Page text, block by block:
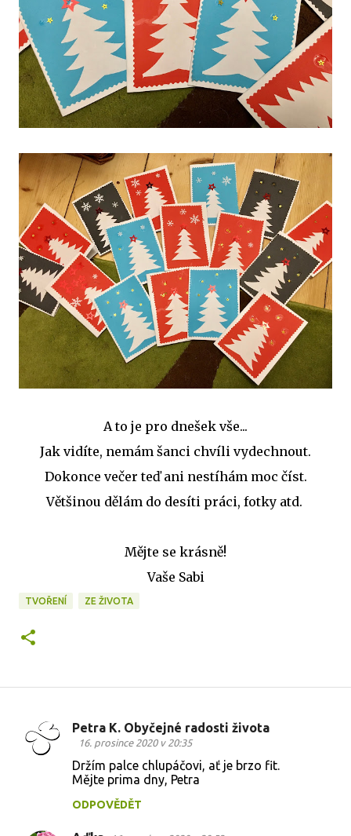
A to je pro dnešek vše...
Jak vidíte, nemám šanci chvíli vydechnout.
Dokonce večer teď ani nestíhám moc číst.
Většinou dělám do desíti práci, fotky atd.
Mějte se krásně!
Vaše Sabi
TVOŘENÍ ZE ŽIVOTA
K
Petra K. Obyčejné radosti života
16. prosince 2020 v 20:35
Držím palce chlupáčovi, ať je brzo fit.
Mějte prima dny, Petra
ODPOVĚDĚT